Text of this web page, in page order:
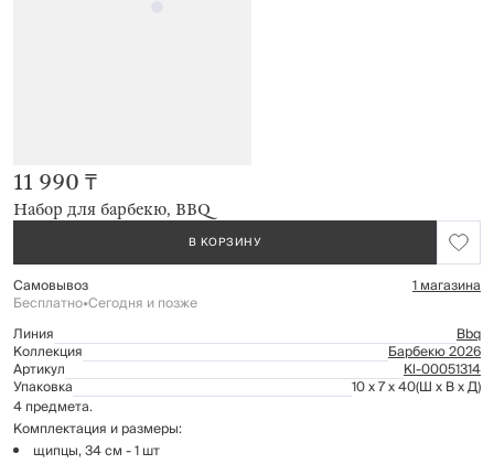
Набор для барбекю, BBQ
11 990 ₸
В КОРЗИНУ
Самовывоз 1 магазина
Бесплатно•Сегодня и позже
Линия
Bbq
Коллекция Барбекю 2026
Артикул Kl-00051314
Упаковка 10 x 7 x 40(Ш x В x Д)
4 предмета.
Комплектация и размеры:
щипцы, 34 см - 1 шт